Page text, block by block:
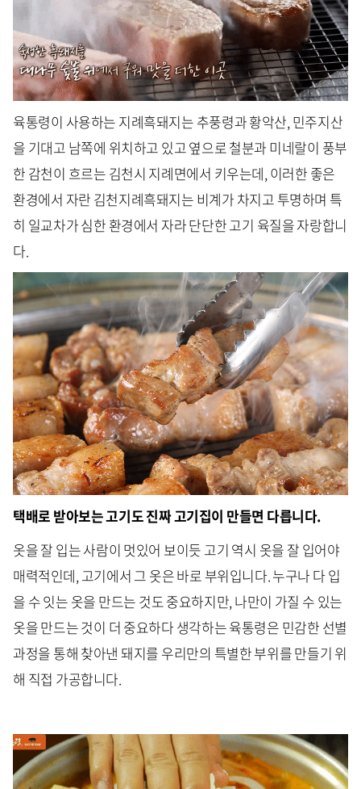
육통령이 사용하는 지례흑돼지는 추풍령과 황악산, 민주지산
을 기대고 남쪽에 위치하고 있고 옆으로 철분과 미네랄이 풍부
한 감천이 흐르는 김천시 지례면에서 키우는데, 이러한 좋은
환경에서 자란 김천지례흑돼지는 비계가 차지고 투명하며 특
히 일교차가 심한 환경에서 자라 단단한 고기 육질을 자랑합니
다.
택배로 받아보는 고기도 진짜 고기집이 만들면 다릅니다.
옷을 잘 입는 사람이 멋있어 보이듯 고기 역시 옷을 잘 입어야
매력적인데, 고기에서 그 옷은 바로 부위입니다. 누구나 다 입
을 수 잇는 옷을 만드는 것도 중요하지만, 나만이 가질 수 있는
옷을 만드는 것이 더 중요하다 생각하는 육통령은 민감한 선별
과정을 통해 찾아낸 돼지를 우리만의 특별한 부위를 만들기 위
해 직접 가공합니다.